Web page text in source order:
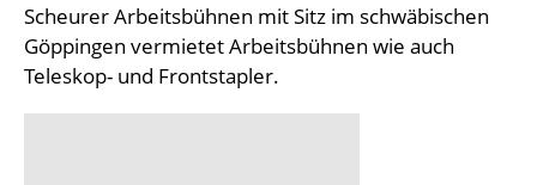
Scheurer Arbeitsbühnen mit Sitz im schwäbischen
Göppingen vermietet Arbeitsbühnen wie auch
Teleskop- und Frontstapler.